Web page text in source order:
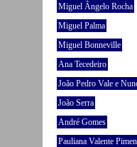
Miguel Ângelo Rocha
Miguel Palma
Miguel Bonneville
Ana Tecedeiro
João Pedro Vale e
João Serra
André Gomes
Pauliana Valente